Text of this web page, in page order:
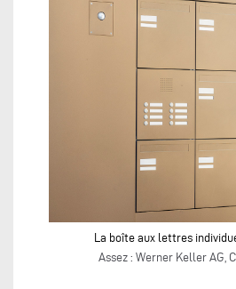
La boîte aux lettres
Assez : Werner Keller AG,